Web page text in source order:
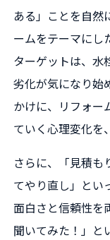
ある」ことを自然
ームをテーマにし
ターゲットは、水
劣化が気になり始
かけに、リフォー
ていく心理変化を
さらに、「見積も
てやり直し」とい
面白さと信頼性を
聞いてみた！」と